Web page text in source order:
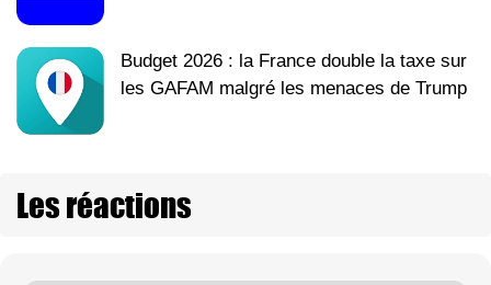
Budget 2026 : la France double la taxe sur
les GAFAM malgré les menaces de Trump
Les réactions